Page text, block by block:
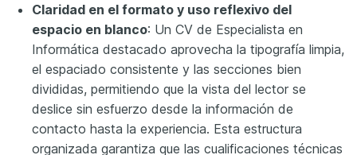
Claridad en el formato y uso reflexivo del
espacio en blanco: Un CV de Especialista en
Informática destacado aprovecha la tipografía limpia,
el espaciado consistente y las secciones bien
divididas, permitiendo que la vista del lector se
deslice sin esfuerzo desde la información de
contacto hasta la experiencia. Esta estructura
organizada garantiza que las cualificaciones técnicas